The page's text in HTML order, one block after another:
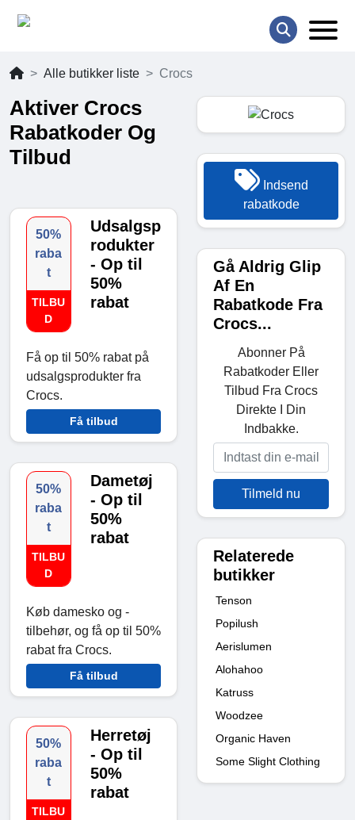
Alle butikker liste Crocs
Aktiver Crocs
Rabatkoder Og
Tilbud
50%
raba
t
TILBU
D
Udsalgsp
rodukter
- Op til
50%
rabat
Få op til 50% rabat på
udsalgsprodukter fra
Crocs.
Få tilbud
50%
raba
t
TILBU
D
Dametøj
- Op til
50%
rabat
Køb damesko og -
tilbehør, og få op til 50%
rabat fra Crocs.
Få tilbud
50%
raba
t
TILBU
Herretøj
- Op til
50%
rabat
Indsend
rabatkode
Gå Aldrig Glip
Af En
Rabatkode Fra
Crocs...
Abonner På
Rabatkoder Eller
Tilbud Fra Crocs
Direkte I Din
Indbakke.
Tilmeld nu
Relaterede
butikker
Tenson
Popilush
Aerislumen
Alohahoo
Katruss
Woodzee
Organic Haven
Some Slight Clothing